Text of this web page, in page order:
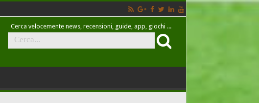
Cerca velocemente news, recensioni, guide, app, giochi ...